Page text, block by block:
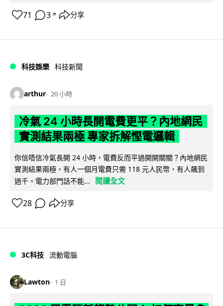
71 3 ↗ 分享
科技娛樂 科技新聞
arthur 20 小時
冷氣 24 小時長開電費更平？內地網民
實測結果兩極 專家拆解慳電邏輯
你信唔信冷氣長開 24 小時，電費反而平過開開關關？內地網民
實測結果兩極，有人一個月電費只需 118 元人民幣，有人飆到
過千。電力部門話不能...
閱讀全文
28 分享
3C科技 流動電腦
Lawton 1 日